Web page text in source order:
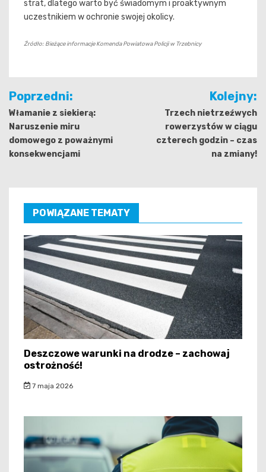
strat, dlatego warto być świadomym i proaktywnym
uczestnikiem w ochronie swojej okolicy.
Źródło: Bieżące informacje Komenda Powiatowa Policji w Trzebnicy
Nawigacja
wpisu
Poprzedni:
Włamanie z siekierą:
Naruszenie miru
domowego z poważnymi
konsekwencjami
Kolejny:
Trzech nietrzeźwych
rowerzystów w ciągu
czterech godzin – czas
na zmiany!
POWIĄZANE TEMATY
Deszczowe warunki na drodze – zachowaj
ostrożność!
7 maja 2026